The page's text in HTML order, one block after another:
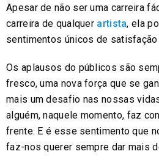
Apesar de não ser uma carreira
carreira de qualquer artista, ela
sentimentos únicos de
Os aplausos do públicos são
fresco, uma nova força que se
mais um desafio nas nossas
alguém, naquele momento, faz
frente. E é esse sentimento que
faz-nos querer sempre dar mais